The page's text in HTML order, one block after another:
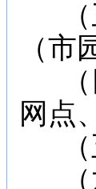
（
（市
（
网点
（
（